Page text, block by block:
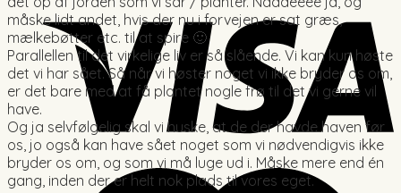
måske lidt andet, hvis der nu i forvejen er sat græs,
mælkebøtter etc. til at spire 🙂
Parallellen til det virkelige liv er så slående. Vi kan kun høste
det vi har sået. Så når vi høster noget vi ikke bryder os om,
er det bare med at få plantet nogle frø til det vi gerne vil
have.
Og ja selvfølgelig skal vi huske, at de der havde haven før
os, jo også kan have sået noget som vi nødvendigvis ikke
bryder os om, og som vi må luge ud i. Måske mere end én
gang, inden der er helt nok plads til vores eget.